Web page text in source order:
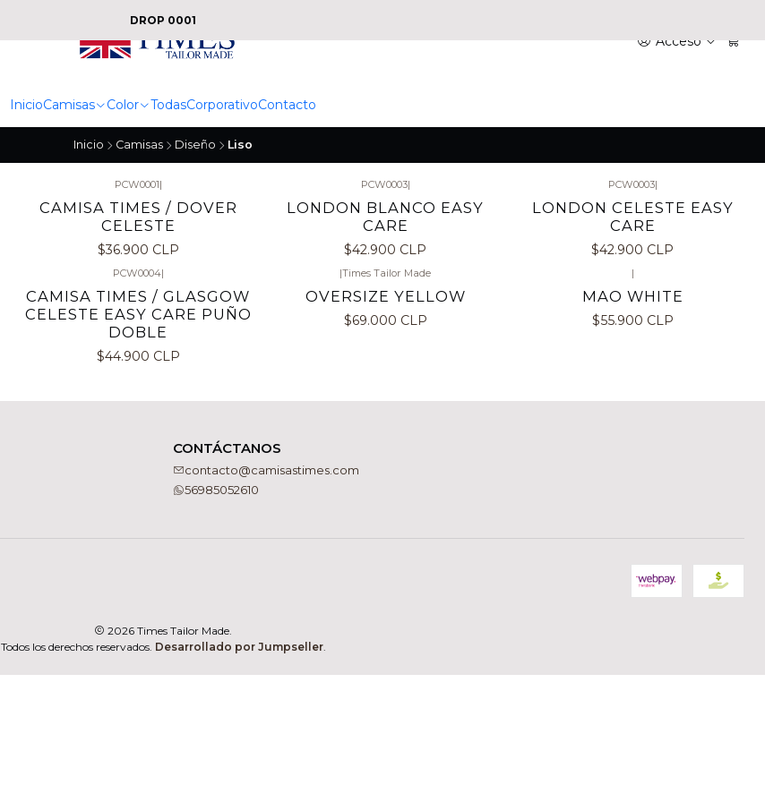
Acceso
InicioCamisas Color TodasCorporativoContacto
DROP 0001
Inicio Camisas Diseño Liso
PCW0001|
CAMISA TIMES / DOVER
CELESTE
$36.900 CLP
PCW0003|
LONDON BLANCO EASY
CARE
$42.900 CLP
PCW0003|
LONDON CELESTE EASY
CARE
$42.900 CLP
PCW0004|
CAMISA TIMES / GLASGOW
CELESTE EASY CARE PUÑO
DOBLE
$44.900 CLP
|Times Tailor Made
OVERSIZE YELLOW
$69.000 CLP
|
MAO WHITE
$55.900 CLP
CONTÁCTANOS
contacto@camisastimes.com
56985052610
2026 Times Tailor Made.
Todos los derechos reservados. Desarrollado por Jumpseller.